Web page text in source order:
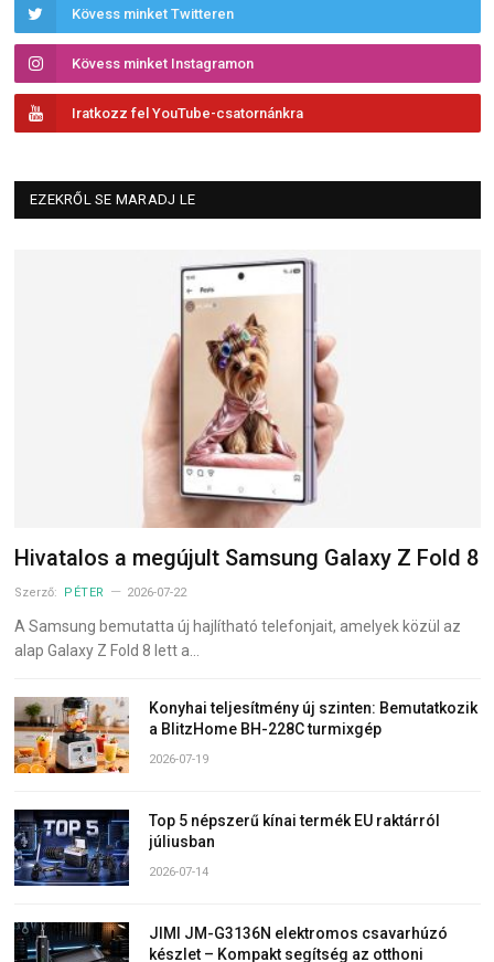
Kövess minket Twitteren
Kövess minket Instagramon
Iratkozz fel YouTube-csatornánkra
EZEKRŐL SE MARADJ LE
Hivatalos a megújult Samsung Galaxy Z Fold 8
Szerző: PÉTER 2026-07-22
A Samsung bemutatta új hajlítható telefonjait, amelyek közül az
alap Galaxy Z Fold 8 lett a…
Konyhai teljesítmény új szinten: Bemutatkozik
a BlitzHome BH-228C turmixgép
2026-07-19
Top 5 népszerű kínai termék EU raktárról
júliusban
2026-07-14
JIMI JM-G3136N elektromos csavarhúzó
készlet – Kompakt segítség az otthoni